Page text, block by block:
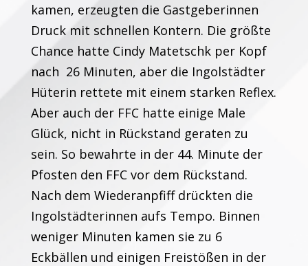
kamen, erzeugten die Gastgeberinnen
Druck mit schnellen Kontern. Die größte
Chance hatte Cindy Matetschk per Kopf
nach 26 Minuten, aber die Ingolstädter
Hüterin rettete mit einem starken Reflex.
Aber auch der FFC hatte einige Male
Glück, nicht in Rückstand geraten zu
sein. So bewahrte in der 44. Minute der
Pfosten den FFC vor dem Rückstand.
Nach dem Wiederanpfiff drückten die
Ingolstädterinnen aufs Tempo. Binnen
weniger Minuten kamen sie zu 6
Eckbällen und einigen Freistößen in der